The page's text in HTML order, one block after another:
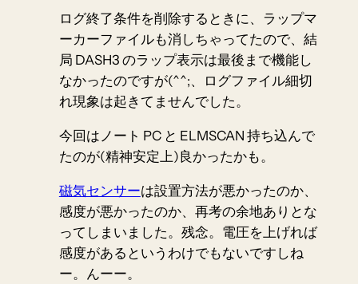
ログ終了条件を削除するときに、ラップマ
ーカーファイルも消しちゃってたので、結
局 DASH3 のラップ表示は最後まで機能し
なかったのですが(^^;、ログファイル細切
れ現象は起きてませんでした。
今回はノート PC と ELMSCAN 持ち込んで
たのが(精神安定上)良かったかも。
磁気センサーは設置方法が悪かったのか、
感度が悪かったのか、再考の余地ありとな
ってしまいました。残念。電圧を上げれば
感度があるというわけでもないですしね
ー。んーー。